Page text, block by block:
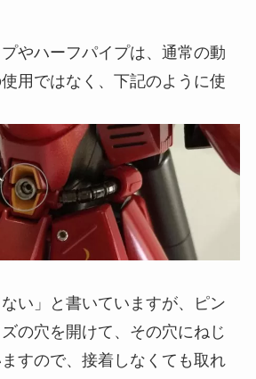
やハーフパイプは、通常の動
用ではなく、下記のように使
ない」と書いていますが、ピン
の穴を開けて、その穴にねじ
すので、接着しなくても取れ